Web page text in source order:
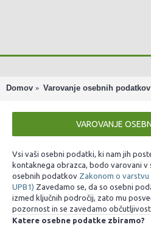
Domov Varovanje osebnih podatkov
VAROVANJE
Vsi vaši osebni podatki, ki nam jih
kontaknega obrazca, bodo varovani
osebnih podatkov Zakonom o
UPB1) Zavedamo se, da so osebni
izmed ključnih področij, zato mu
pozornost in se zavedamo
Katere osebne podatke zbiramo?